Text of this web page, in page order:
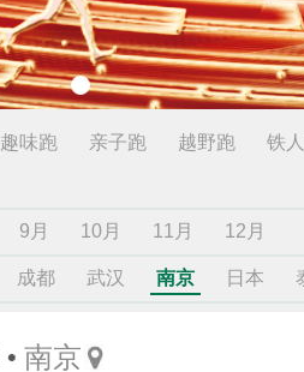
趣味跑 亲子跑 越野跑 铁
9月 10月 11月 12月
成都 武汉 南京 日本
南京